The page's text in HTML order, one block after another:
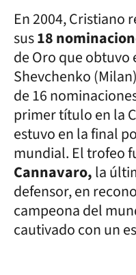
En 2004, Cristiano
sus18
de Oro que
Shevchenko
de 16
primer título en la
estuvo en la final
mundial. El trofeo
Cannavaro,la
defensor, en
campeona del
cautivado con un